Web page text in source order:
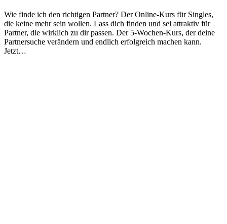
Wie finde ich den richtigen Partner? Der Online-Kurs für Singles,
die keine mehr sein wollen. Lass dich finden und sei attraktiv für
Partner, die wirklich zu dir passen. Der 5-Wochen-Kurs, der deine
Partnersuche verändern und endlich erfolgreich machen kann.
Jetzt…